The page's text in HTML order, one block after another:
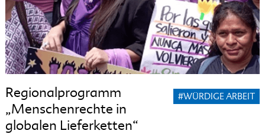
Regionalprogramm
„Menschenrechte in
globalen Lieferketten“
#WÜRDIGE ARBEIT